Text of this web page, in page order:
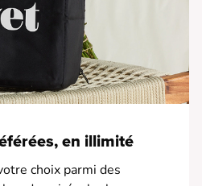
en illimité
choix parmi des